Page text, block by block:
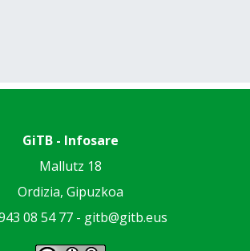
GiTB - Infosare
Mallutz 18
Ordizia, Gipuzkoa
08 54 77 - gitb@gitb.eus